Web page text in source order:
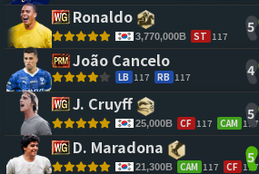
Ronaldo
3,770,000B ST 117
5
João Cancelo
LB 117 RB 117 4
J. Cruyff
25,000B CF 117 CAM 117
5
D. Maradona
21,300B CAM 117 CF 117
5